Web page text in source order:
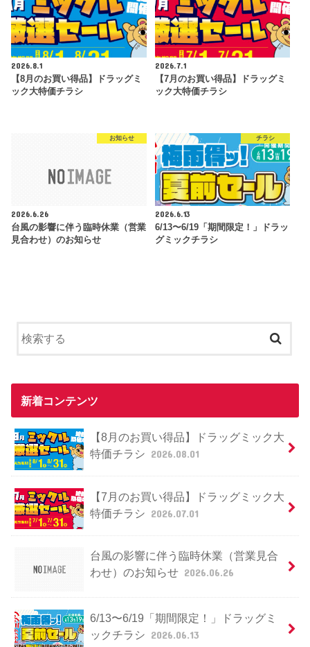
2026.8.1
【8月のお買い得品】ドラッグミ
ック大特価チラシ
2026.7.1
【7月のお買い得品】ドラッグミ
ック大特価チラシ
お知らせ
2026.6.26
台風の影響に伴う臨時休業（営業
見合わせ）のお知らせ
チラシ
2026.6.13
6/13〜6/19「期間限定！」ドラッ
グミックチラシ
新着コンテンツ
【8月のお買い得品】ドラッグミック大
特価チラシ 2026.08.01
【7月のお買い得品】ドラッグミック大
特価チラシ 2026.07.01
台風の影響に伴う臨時休業（営業見合
わせ）のお知らせ 2026.06.26
6/13〜6/19「期間限定！」ドラッグミ
ックチラシ 2026.06.13